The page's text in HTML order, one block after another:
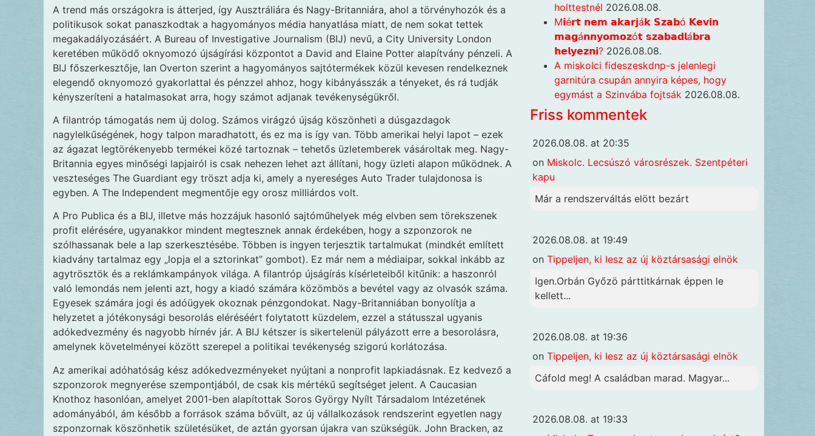
A trend más országokra is átterjed, így Ausztráliára és Nagy-Britanniára, ahol a törvényhozók és a
politikusok sokat panaszkodtak a hagyományos média hanyatlása miatt, de nem sokat tettek
megakadályozásáért. A Bureau of Investigative Journalism (BIJ) nevű, a City University London
keretében működő oknyomozó újságírási központot a David and Elaine Potter alapítvány pénzeli. A
BIJ főszerkesztője, Ian Overton szerint a hagyományos sajtótermékek közül kevesen rendelkeznek
elegendő oknyomozó gyakorlattal és pénzzel ahhoz, hogy kibányásszák a tényeket, és rá tudják
kényszeríteni a hatalmasokat arra, hogy számot adjanak tevékenységükről.
A filantróp támogatás nem új dolog. Számos virágzó újság köszönheti a dúsgazdagok
nagylelkűségének, hogy talpon maradhatott, és ez ma is így van. Több amerikai helyi lapot – ezek
az ágazat legtörékenyebb termékei közé tartoznak – tehetős üzletemberek vásároltak meg. Nagy-
Britannia egyes minőségi lapjairól is csak nehezen lehet azt állítani, hogy üzleti alapon működnek. A
veszteséges The Guardiant egy tröszt adja ki, amely a nyereséges Auto Trader tulajdonosa is
egyben. A The Independent megmentője egy orosz milliárdos volt.
A Pro Publica és a BIJ, illetve más hozzájuk hasonló sajtóműhelyek még elvben sem törekszenek
profit elérésére, ugyanakkor mindent megtesznek annak érdekében, hogy a szponzorok ne
szólhassanak bele a lap szerkesztésébe. Többen is ingyen terjesztik tartalmukat (mindkét említett
kiadvány tartalmaz egy „lopja el a sztorinkat” gombot). Ez már nem a médiaipar, sokkal inkább az
agytrösztök és a reklámkampányok világa. A filantróp újságírás kísérleteiből kitűnik: a haszonról
való lemondás nem jelenti azt, hogy a kiadó számára közömbös a bevétel vagy az olvasók száma.
Egyesek számára jogi és adóügyek okoznak pénzgondokat. Nagy-Britanniában bonyolítja a
helyzetet a jótékonysági besorolás eléréséért folytatott küzdelem, ezzel a státusszal ugyanis
adókedvezmény és nagyobb hírnév jár. A BIJ kétszer is sikertelenül pályázott erre a besorolásra,
amelynek követelményei között szerepel a politikai tevékenység szigorú korlátozása.
Az amerikai adóhatóság kész adókedvezményeket nyújtani a nonprofit lapkiadásnak. Ez kedvező a
szponzorok megnyerése szempontjából, de csak kis mértékű segítséget jelent. A Caucasian
Knothoz hasonlóan, amelyet 2001-ben alapítottak Soros György Nyílt Társadalom Intézetének
adományából, ám később a források száma bővült, az új vállalkozások rendszerint egyetlen nagy
szponzornak köszönhetik születésüket, de aztán gyorsan újakra van szükségük. John Bracken, az
holttestnél 2026.08.08.
M𝗶é𝗿𝘁 𝗻𝗲𝗺 𝗮𝗸𝗮𝗿𝗷á𝗸 𝗦𝘇𝗮𝗯ó 𝗞𝗲𝘃𝗶𝗻
𝗺𝗮𝗴á𝗻𝗻𝘆𝗼𝗺𝗼𝘇ó𝘁 𝘀𝘇𝗮𝗯𝗮𝗱𝗹á𝗯𝗿𝗮
𝗵𝗲𝗹𝘆𝗲𝘇𝗻𝗶? 2026.08.08.
A miskolci fideszeskdnp-s jelenlegi
garnitúra csupán annyira képes, hogy
egymást a Szinvába fojtsák 2026.08.08.
Friss kommentek
2026.08.08. at 20:35
on Miskolc. Lecsúszó városrészek. Szentpéteri
kapu
Már a rendszerváltás elött bezárt
2026.08.08. at 19:49
on Tippeljen, ki lesz az új köztársasági elnök
Igen.Orbán Győzö párttitkárnak éppen le
kellett...
2026.08.08. at 19:36
on Tippeljen, ki lesz az új köztársasági elnök
Cáfold meg! A családban marad. Magyar...
2026.08.08. at 19:33